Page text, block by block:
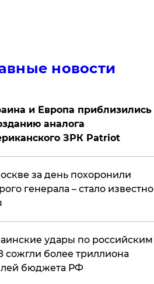
новости
и Европа приблизились
аналога
ЗРК Patriot
за день похоронили
генерала – стало известно
удары по российским
сожгли более триллиона
бюджета РФ